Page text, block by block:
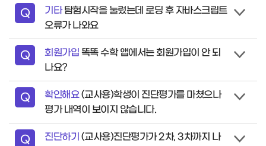
Q질
기타탐험시작을 눌렀는데 로딩 후 자바스크립트
오류가 나와요
Q질
회원가입 똑똑 수학 앱에서는 회원가입이 안 되
나요?
Q질
확인해요 (교사용)학생이 진단평가를 마쳤으나
평가 내역이 보이지 않습니다.
Q질
진단하기 (교사용)진단평가가 2차, 3차까지 나